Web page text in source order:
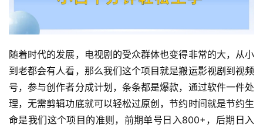
随着时代的发展，电视剧的受众群体也变得非常的大，从小
到老都会有人看，那么我们这个项目就是搬运影视剧到视频
号，参与创作者分成计划，条条都是爆款，通过软件一件处
理，无需剪辑功底就可以轻松过原创，节约时间就是节约生
命是我们这个项目的准则，前期单号日入800+，后期日入